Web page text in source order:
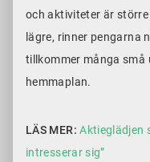
och aktiviteter är
lägre, rinner pengarna
tillkommer många små
hemmaplan.
LÄS MER:Aktieglädjen
intresserar sig”